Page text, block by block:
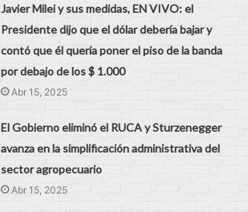
Javier Milei y sus medidas, EN VIVO: el
Presidente dijo que el dólar debería bajar y
contó que él quería poner el piso de la banda
por debajo de los $ 1.000
Abr 15, 2025
El Gobierno eliminó el RUCA y Sturzenegger
avanza en la simplificación administrativa del
sector agropecuario
Abr 15, 2025